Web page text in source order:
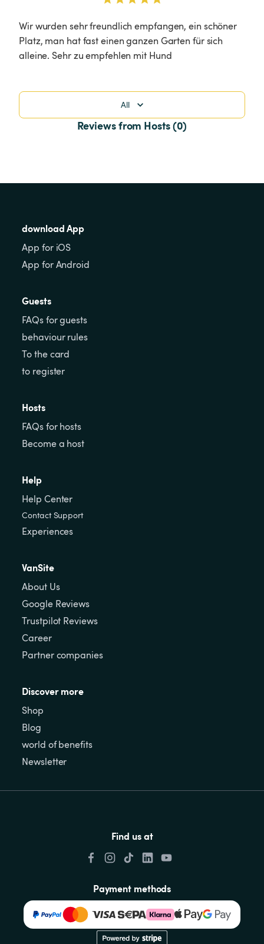
Wir wurden sehr freundlich empfangen, ein schöner
Platz, man hat fast einen ganzen Garten für sich
alleine. Sehr zu empfehlen mit Hund
All
Reviews from Hosts (0)
download App
App for iOS
App for Android
Guests
FAQs for guests
behaviour rules
To the card
to register
Hosts
FAQs for hosts
Become a host
Help
Help Center
Contact Support
Experiences
VanSite
About Us
Google Reviews
Trustpilot Reviews
Career
Partner companies
Discover more
Shop
Blog
world of benefits
Newsletter
Find us at
Payment methods